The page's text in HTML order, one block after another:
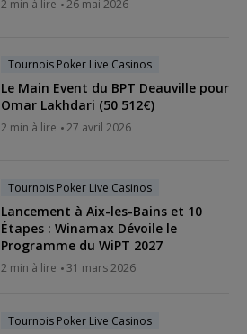
2 min à lire 26 mai 2026
Tournois Poker Live Casinos
Le Main Event du BPT Deauville pour
Omar Lakhdari (50 512€)
2 min à lire 27 avril 2026
Tournois Poker Live Casinos
Lancement à Aix-les-Bains et 10
Étapes : Winamax Dévoile le
Programme du WiPT 2027
2 min à lire 31 mars 2026
Tournois Poker Live Casinos